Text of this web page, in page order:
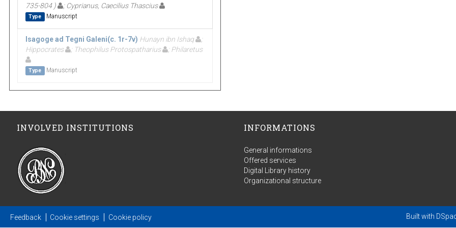
735-804 )
; Cyprianus, Caecilius Thascius
Type Manuscript
Isagoge ad Tegni Galeni(c. 1r-7v) Hunayn ibn Ishaq
;
Hippocrates
; Theophilus Protospatharius ; Philaretus
Type Manuscript
INVOLVED INSTITUTIONS INFORMATIONS
General informations
Offered services
Digital Library history
Organizational structure
Feedback Cookie settings Cookie policy Built with